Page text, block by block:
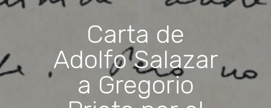
Carta de
Adolfo Salazar
a Gregorio